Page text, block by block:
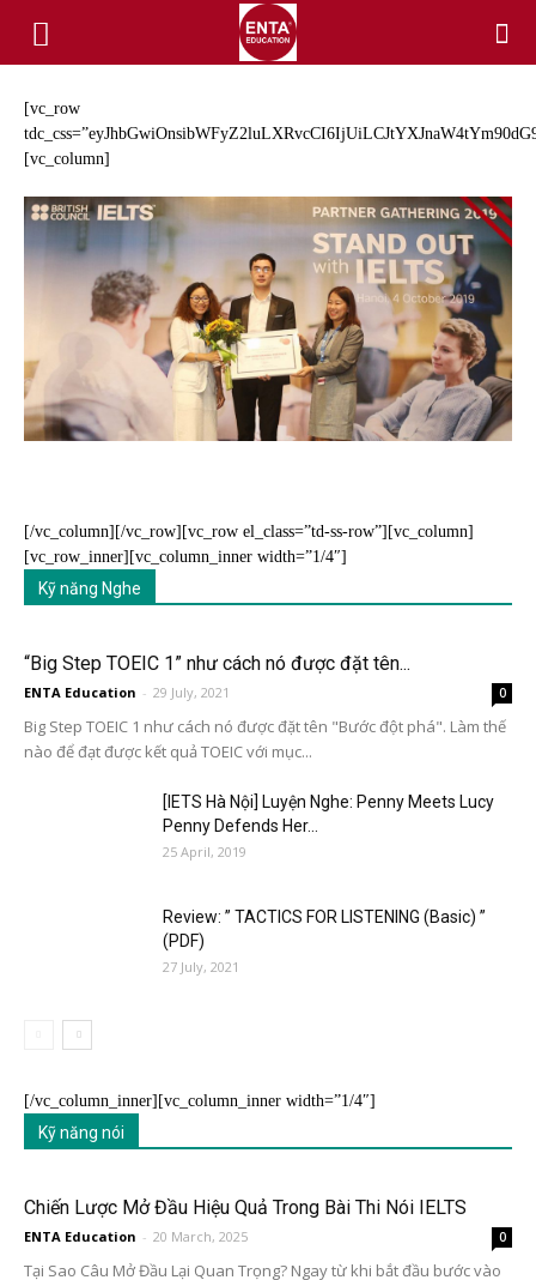
[vc_row
[vc_column]
[/vc_column][/vc_row][vc_row el_class=”td-ss-row”][vc_column]
[vc_row_inner][vc_column_inner width=”1/4″]
Kỹ năng Nghe
“Big Step TOEIC 1” như cách nó được đặt tên...
ENTA Education - 29 July, 2021 0
Big Step TOEIC 1 như cách nó được đặt tên "Bước đột phá". Làm thế
nào để đạt được kết quả TOEIC với mục...
[IETS Hà Nội] Luyện Nghe: Penny Meets Lucy
Penny Defends Her...
25 April, 2019
Review: ” TACTICS FOR LISTENING (Basic) ”
(PDF)
27 July, 2021
[/vc_column_inner][vc_column_inner width=”1/4″]
Kỹ năng nói
Chiến Lược Mở Đầu Hiệu Quả Trong Bài Thi Nói IELTS
ENTA Education - 20 March, 2025 0
Tại Sao Câu Mở Đầu Lại Quan Trọng? Ngay từ khi bắt đầu bước vào